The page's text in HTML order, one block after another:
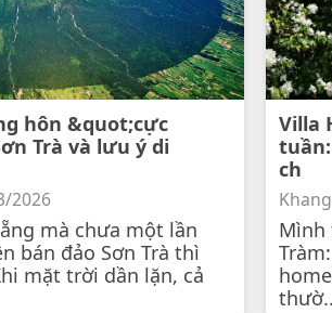
hôn &quot;cực
Trà và lưu ý di
2026
mà chưa một lần
bán đảo Sơn Trà thì
mặt trời dần lặn, cả
Villa
ch
Mình